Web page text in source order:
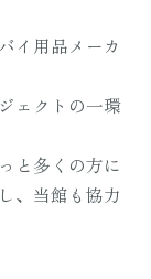
イ用品メーカ
ェクトの一環
と多くの方に
、当館も協力